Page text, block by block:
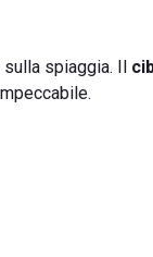
spiaggia. Il